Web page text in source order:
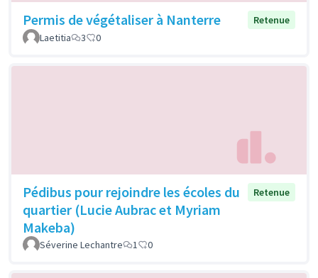
Permis de végétaliser à Nanterre
Retenue
Laetitia
3 0
Pédibus pour rejoindre les écoles du
quartier (Lucie Aubrac et Myriam
Makeba)
Retenue
Séverine Lechantre 1 0